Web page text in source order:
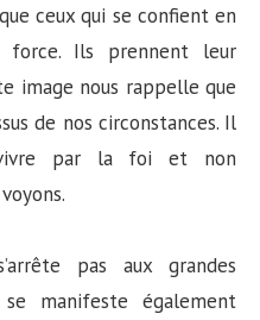
ceux qui se confient en
force. Ils prennent leur
image nous rappelle que
de nos circonstances. Il
par la foi et non
pas aux grandes
manifeste également